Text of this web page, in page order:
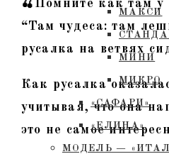
МАКСИ
МИНИ
МИКРО
«САФАРИ»
«ЕЛИНА»
МОДЕЛЬ —
🍒Помните как там
“Там чудеса: там
русалка на ветвях
Как русалка
учитывая, что она
это не самое